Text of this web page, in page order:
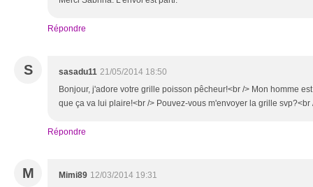
Répondre
S sasadu11 21/05/2014 18:50
Bonjour, j'adore votre grille poisson pêcheur!<br /> Mon homme
que ça va lui plaire!<br /> Pouvez-vous m'envoyer la grille svp?<br
Répondre
M Mimi89 12/03/2014 19:31